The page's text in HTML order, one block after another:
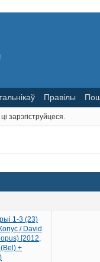
Правілы
зарэгіструйцеся.
1-3 (23)
/ David
[2012,
+